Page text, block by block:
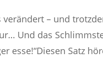
verändert – und
Und das
esse!“Diesen Satz